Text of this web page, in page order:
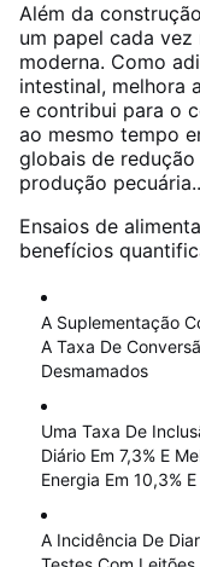
Além da
um papel cada
moderna. Como
intestinal, melhora
e contribui para o
ao mesmo tempo
globais de
produção pecuária..
Ensaios de
benefícios
A Suplementação
A Taxa De
Desmamados
Uma Taxa De
Diário Em 7,3% E
Energia Em 10,3%
A Incidência De